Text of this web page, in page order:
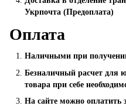
Укрпочта (Предоплата)
Оплата
Наличными при
Безналичный расчет для
товара при себе
На сайте можно оплатить